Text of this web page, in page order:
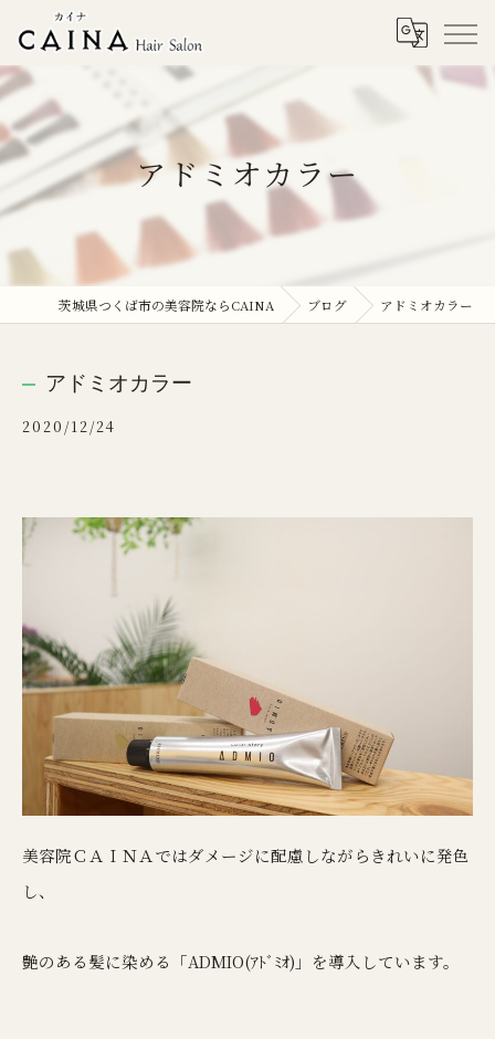
アドミオカラー
茨城県つくば市の美容院ならCAINA ブログ アドミオカラー
アドミオカラー
2020/12/24
美容院ＣＡＩＮＡではダメージに配慮しながらきれいに発色
し、
艶のある髪に染める「ADMIO(ｱﾄﾞﾐｵ)」を導入しています。